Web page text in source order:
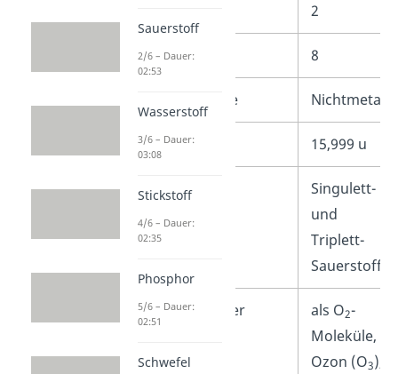
2
Ordnungszahl 8
Elementkategorie Nichtmetall
Molare Masse 15,999 u
Zustände
Singulett-
und
Triplett-
Sauerstoff
Vorkommen in der
als O2-
Moleküle,
Ozon (O3),
Sauerstoff
2/6 – Dauer:
02:53
Wasserstoff
3/6 – Dauer:
03:08
Stickstoff
4/6 – Dauer:
02:35
Phosphor
5/6 – Dauer:
02:51
Schwefel